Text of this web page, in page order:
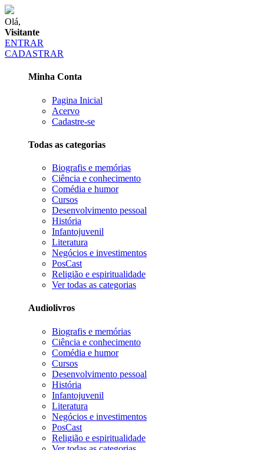
Olá,
Visitante
ENTRAR
CADASTRAR
Minha Conta
Pagina Inicial
Acervo
Cadastre-se
Todas as categorias
Biografis e memórias
Ciência e conhecimento
Comédia e humor
Cursos
Desenvolvimento pessoal
História
Infantojuvenil
Literatura
Negócios e investimentos
PosCast
Religião e espiritualidade
Ver todas as categorias
Audiolivros
Biografis e memórias
Ciência e conhecimento
Comédia e humor
Cursos
Desenvolvimento pessoal
História
Infantojuvenil
Literatura
Negócios e investimentos
PosCast
Religião e espiritualidade